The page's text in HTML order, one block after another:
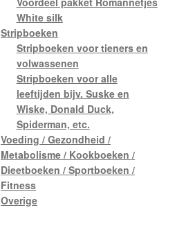
White silk
Stripboeken
Stripboeken voor tieners en
volwassenen
Stripboeken voor alle
leeftijden bijv. Suske en
Wiske, Donald Duck,
Spiderman, etc.
Voeding / Gezondheid /
Metabolisme / Kookboeken /
Dieetboeken / Sportboeken /
Fitness
Overige